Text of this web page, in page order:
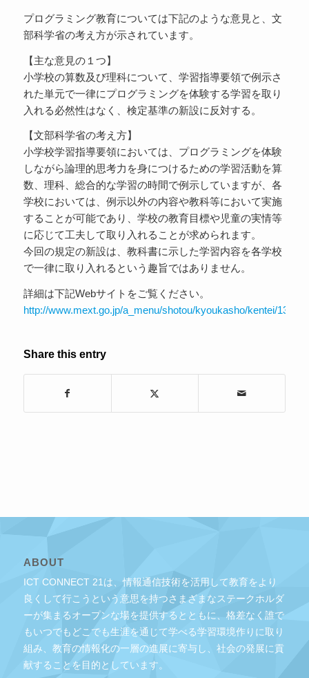
プログラミング教育については下記のような意見と、文
部科学省の考え方が示されています。
【主な意見の１つ】
小学校の算数及び理科について、学習指導要領で例示さ
れた単元で一律にプログラミングを体験する学習を取り
入れる必然性はなく、検定基準の新設に反対する。
【文部科学省の考え方】
小学校学習指導要領においては、プログラミングを体験
しながら論理的思考力を身につけるための学習活動を算
数、理科、総合的な学習の時間で例示していますが、各
学校においては、例示以外の内容や教科等において実施
することが可能であり、学校の教育目標や児童の実情等
に応じて工夫して取り入れることが求められます。
今回の規定の新設は、教科書に示した学習内容を各学校
で一律に取り入れるという趣旨ではありません。
詳細は下記Webサイトをご覧ください。
http://www.mext.go.jp/a_menu/shotou/kyoukasho/kentei/
Share this entry
ABOUT
ICT CONNECT 21は、情報通信技術を活用して教育をより
良くして行こうという意思を持つさまざまなステークホルダ
ーが集まるオープンな場を提供するとともに、格差なく誰で
もいつでもどこでも生涯を通じて学べる学習環境作りに取り
組み、教育の情報化の一層の進展に寄与し、社会の発展に貢
献することを目的としています。